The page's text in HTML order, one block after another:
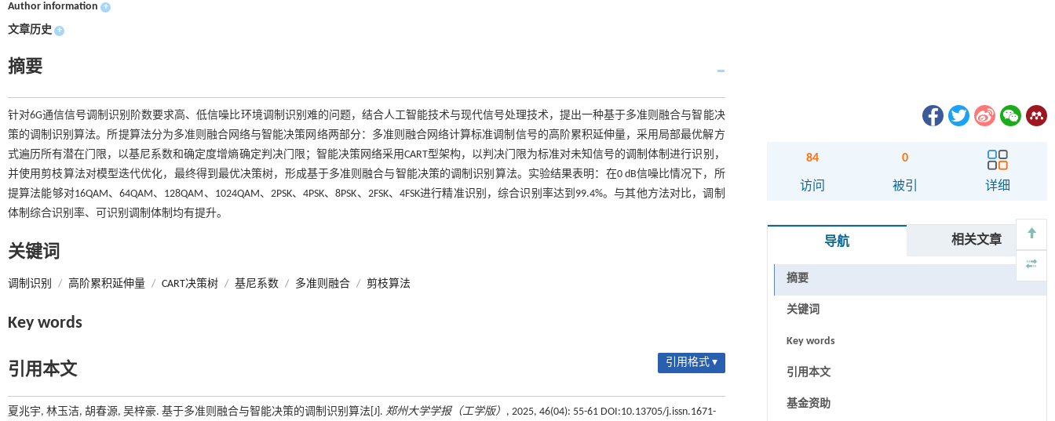
Author information +
文章历史 +
摘要
针对6G通信信号调制识别阶数要求高、低信噪比环境调制识别难的问题，结合人工智能技术与现代信号处理技术，提出一种基于多准则融合与智能决
策的调制识别算法。所提算法分为多准则融合网络与智能决策网络两部分：多准则融合网络计算标准调制信号的高阶累积延伸量，采用局部最优解方
式遍历所有潜在门限，以基尼系数和确定度增熵确定判决门限；智能决策网络采用CART型架构，以判决门限为标准对未知信号的调制体制进行识别，
并使用剪枝算法对模型迭代优化，最终得到最优决策树，形成基于多准则融合与智能决策的调制识别算法。实验结果表明：在0 dB信噪比情况下，所
提算法能够对16QAM、64QAM、128QAM、1024QAM、2PSK、4PSK、8PSK、2FSK、4FSK进行精准识别，综合识别率达到99.4%。与其他方法对比，调制
体制综合识别率、可识别调制体制均有提升。
关键词
调制识别 / 高阶累积延伸量 / CART决策树 / 基尼系数 / 多准则融合 / 剪枝算法
Key words
引用本文 引用格式 ▾
夏兆宇, 林玉洁, 胡春源, 吴梓豪. 基于多准则融合与智能决策的调制识别算法[J]. 郑州大学学报（工学版） , 2025, 46(04): 55-61 DOI:10.13705/j.issn.1671-
84
访问
0
被引 详细
导航 相关文章
摘要
关键词
Key words
引用本文
基金资助